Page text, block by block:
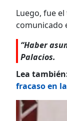
Luego, fue
comunicado
“Haber
Palacios.
Lea
fracaso en